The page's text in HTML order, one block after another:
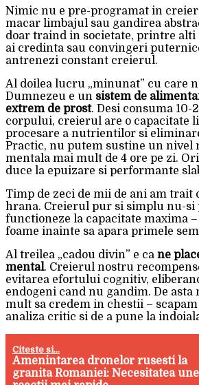
Nimic nu e pre-programat in
macar limbajul sau gandirea
doar traind in societate, printre alti
ai credinta sau convingeri
antrenezi constant creierul.
Al doilea lucru „minunat” cu care
Dumnezeu e un sistem de
extrem de prost. Desi consuma 10-
corpului, creierul are o capacitate
procesare a nutrientilor si
Practic, nu putem sustine un nivel
mentala mai mult de 4 ore pe zi.
duce la epuizare si performante
Timp de zeci de mii de ani am trait
hrana. Creierul pur si simplu nu-si
functioneze la capacitate maxima
foame inainte sa apara primele
Al treilea „cadou divin” e ca ne
mental. Creierul nostru
evitarea efortului cognitiv,
endogeni cand nu gandim. De asta
mult sa credem in chestii –
analiza critic si de a pune la
Citeste si...
Amenintarea dronelor rusesti la
granita Romaniei: Necesitatea